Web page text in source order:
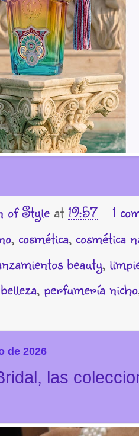
of Style at 19:57
1
, cosmética, cosmética
beauty,
, perfumería nicho
de 2026
las